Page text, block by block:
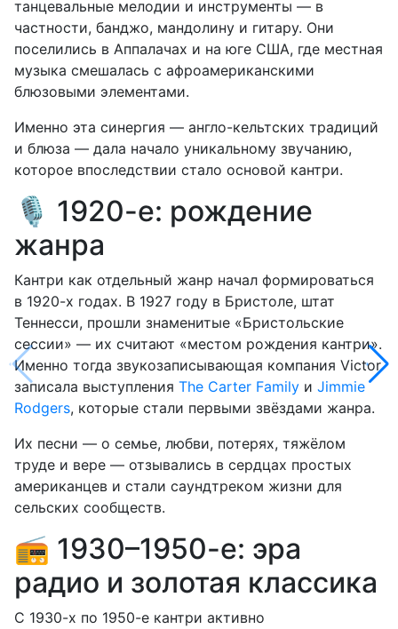
танцевальные мелодии и инструменты — в
частности, банджо, мандолину и гитару. Они
поселились в Аппалачах и на юге США, где местная
музыка смешалась с афроамериканскими
блюзовыми элементами.
Именно эта синергия — англо-кельтских традиций
и блюза — дала начало уникальному звучанию,
которое впоследствии стало основой кантри.
🎙️ 1920-е: рождение
жанра
Кантри как отдельный жанр начал формироваться
в 1920-х годах. В 1927 году в Бристоле, штат
Теннесси, прошли знаменитые «Бристольские
сессии» — их считают «местом рождения кантри».
Именно тогда звукозаписывающая компания Victor
записала выступления The Carter Family и Jimmie
Rodgers, которые стали первыми звёздами жанра.
Их песни — о семье, любви, потерях, тяжёлом
труде и вере — отзывались в сердцах простых
американцев и стали саундтреком жизни для
сельских сообществ.
📻 1930–1950-е: эра
радио и золотая классика
С 1930-х по 1950-е кантри активно